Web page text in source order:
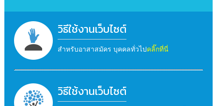
วิธีใช้งานเว็บไซต์
สำหรับอาสาสมัคร บุคคลทั่วไปคลิ๊กที่นี่
วิธีใช้งานเว็บไซต์